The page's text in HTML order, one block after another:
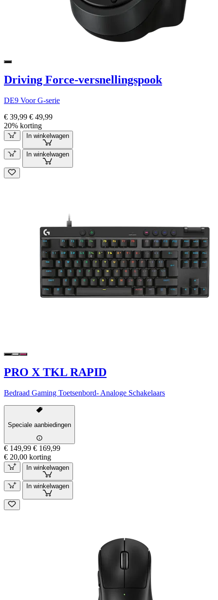
Driving Force-versnellingspook
DE9 Voor G-serie
€ 39,99 € 49,99
20% korting
In winkelwagen
In winkelwagen
PRO X TKL RAPID
Bedraad Gaming Toetsenbord- Analoge Schakelaars
Speciale aanbiedingen
€ 149,99 € 169,99
€ 20,00 korting
In winkelwagen
In winkelwagen